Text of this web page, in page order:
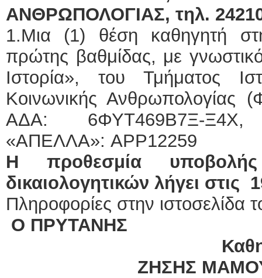
ΑΝΘΡΩΠΟΛΟΓΙΑΣ, τηλ.
1.Μια (1) θέση καθηγητή
πρώτης βαθμίδας, με γνωστικό
Ιστορία», του Τμήματος
Κοινωνικής Ανθρωπολογίας
ΑΔΑ: 6ΦΥΤ469Β7Ξ-Ξ4Χ,
«ΑΠΕΛΛΑ»: APP12259
Η προθεσμία
δικαιολογητικών λήγει στις
Πληροφορίες στην ιστοσελίδα
Ο ΠΡΥΤΑΝΗΣ
ΖΗΣΗΣ